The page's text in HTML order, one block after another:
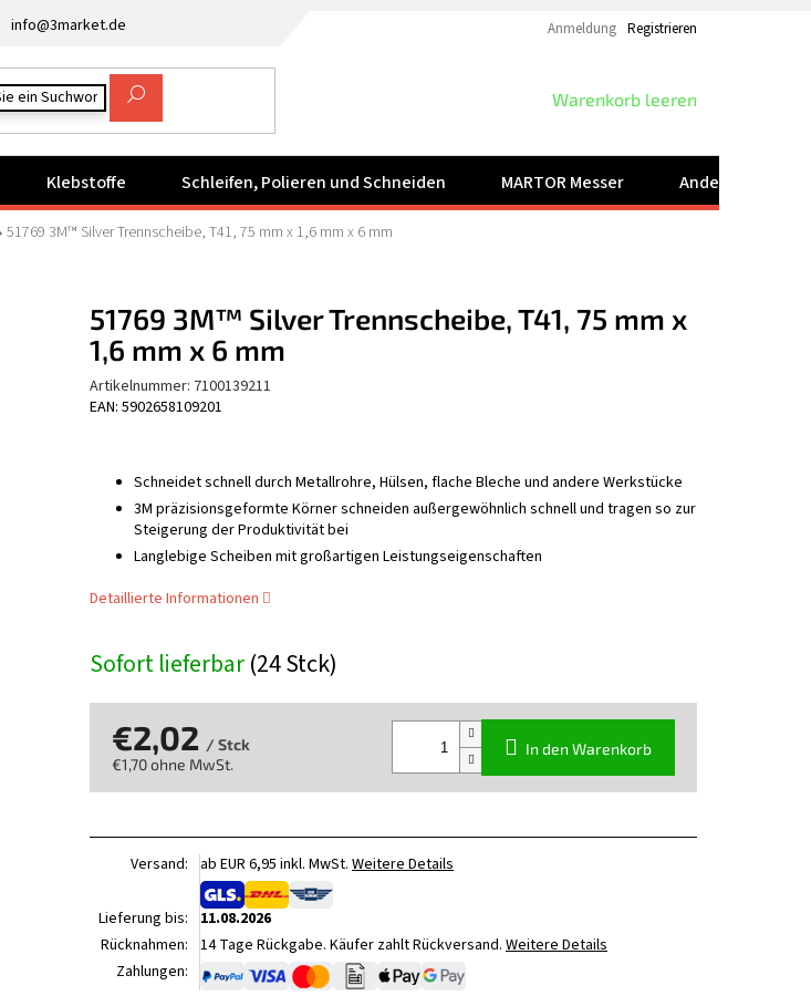
info@3market.de Anmeldung Registrieren
WARENKORB
Warenkorb leeren
Klebstoffe Schleifen, Polieren und Schneiden MARTOR Messer Andere Produkte
51769 3M™ Silver Trennscheibe, T41, 75 mm x 1,6 mm x 6 mm
Sofort lieferbar(24 Stck)
Schneidet schnell durch Metallrohre, Hülsen, flache Bleche und andere Werkstücke
3M präzisionsgeformte Körner schneiden außergewöhnlich schnell und tragen so zur
Steigerung der Produktivität bei
Langlebige Scheiben mit großartigen Leistungseigenschaften
Detaillierte Informationen
€2,02 / Stck
€1,70 ohne MwSt.
In den Warenkorb
51769 3M™ Silver Trennscheibe, T41, 75 mm x
1,6 mm x 6 mm
Artikelnummer: 7100139211
EAN: 5902658109201
Versand: ab EUR 6,95 inkl. MwSt. Weitere Details
Lieferung bis:
11.08.2026
Rücknahmen: 14 Tage Rückgabe. Käufer zahlt Rückversand. Weitere Details
Zahlungen: